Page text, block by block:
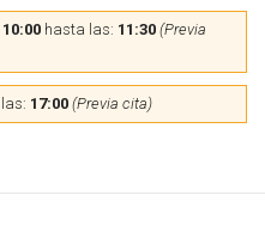
10:00 hasta las: 11:30 (Previa
17:00 (Previa cita)